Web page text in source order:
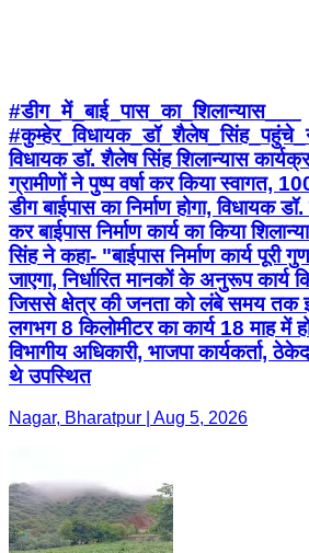
#डीग_में_बाई_पास_का_शिलान्यास___
विधायक डॉ. शैलेष सिंह शिलान्यास
ग्रामीणों ने पुष्प वर्षा कर किया स्वागत,
डीग बाईपास का निर्माण होगा, विधायक
कर बाईपास निर्माण कार्य का किया
सिंह ने कहा- "बाईपास निर्माण कार्य पूरी
जाएगा, निर्धारित मानकों के अनुरूप कार्य
जिससे क्षेत्र की जनता को लंबे समय तक
लगभग 8 किलोमीटर का कार्य 18 माह में
विभागीय अधिकारी, भाजपा कार्यकर्ता,
थे उपस्थित
Nagar, Bharatpur | Aug 5, 2026